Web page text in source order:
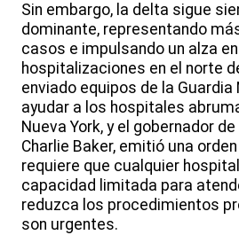
Sin embargo, la delta sigue
dominante, representando
casos e impulsando un alza
hospitalizaciones en el norte
enviado equipos de la Guardia
ayudar a los hospitales
Nueva York, y el gobernador
Charlie Baker, emitió una
requiere que cualquier
capacidad limitada para
reduzca los procedimientos
son urgentes.